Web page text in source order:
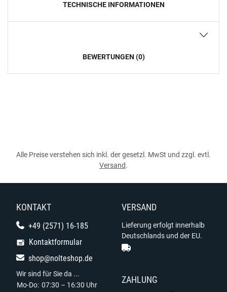
TECHNISCHE INFORMATIONEN
BEWERTUNGEN (0)
Alle Preise verstehen sich inkl. der gesetzl. MwSt und zzgl. evtl.
Versand.
KONTAKT
+49 (2571) 16-185
Kontaktformular
shop@nolteshop.de
Wir sind für Sie da ...
Mo-Do: 07:30 – 16:30 Uhr
VERSAND
Lieferung erfolgt innerhalb
Deutschlands und der EU.
ZAHLUNG